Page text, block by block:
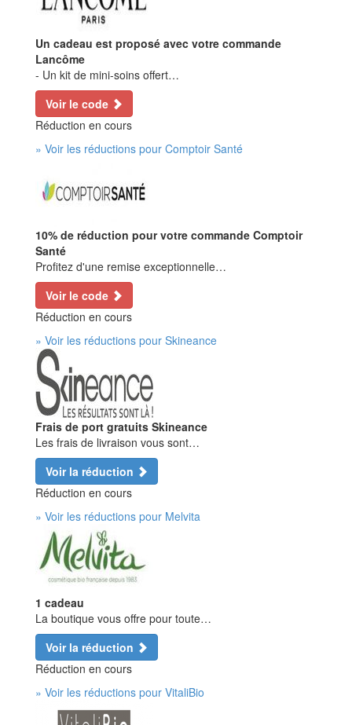
Un cadeau est proposé avec votre commande
Lancôme
- Un kit de mini-soins offert…
Voir le code
Réduction en cours
» Voir les réductions pour Comptoir Santé
10% de réduction pour votre commande Comptoir
Santé
Profitez d'une remise exceptionnelle…
Voir le code
Réduction en cours
» Voir les réductions pour Skineance
Frais de port gratuits Skineance
Les frais de livraison vous sont…
Voir la réduction
Réduction en cours
» Voir les réductions pour Melvita
1 cadeau
La boutique vous offre pour toute…
Voir la réduction
Réduction en cours
» Voir les réductions pour VitaliBio